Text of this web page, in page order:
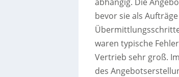
bevor sie als
waren typische
Vertrieb sehr groß.
des